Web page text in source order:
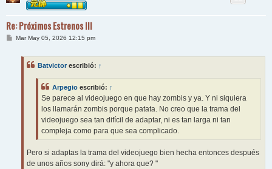
Re: Próximos Estrenos III
MMar May 05, 2026 12:15 pm
Batvictor escribió: ↑
Arpegio escribió: ↑
Se parece al videojuego en que hay zombis y ya. Y ni siquiera
los llamarán zombis porque patata. No creo que la trama del
videojuego sea tan difícil de adaptar, ni es tan larga ni tan
compleja como para que sea complicado.
Pero si adaptas la trama del videojuego bien hecha entonces después
de unos años sony dirá: "y ahora que? "